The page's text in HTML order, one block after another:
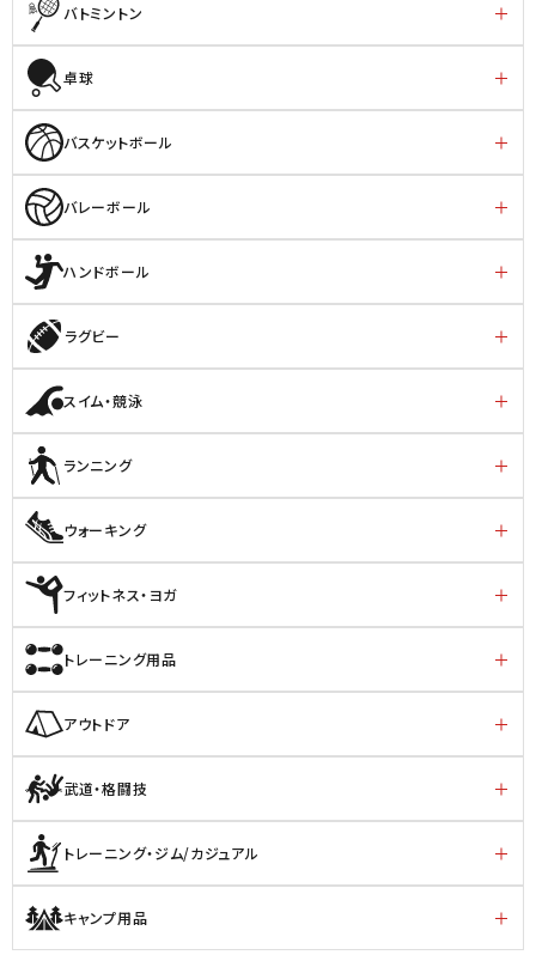
バトミントン
卓球
バスケットボール
バレーボール
ハンドボール
ラグビー
スイム・競泳
ランニング
ウォーキング
フィットネス・ヨガ
トレーニング用品
アウトドア
武道・格闘技
トレーニング・ジム/カジュアル
キャンプ用品